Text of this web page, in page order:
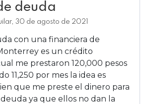
deuda
30 de agosto de 2021
con una financiera de
es un crédito
me prestaron 120,000 pesos
11,250 por mes la idea es
que me preste el dinero para
ya que ellos no dan la